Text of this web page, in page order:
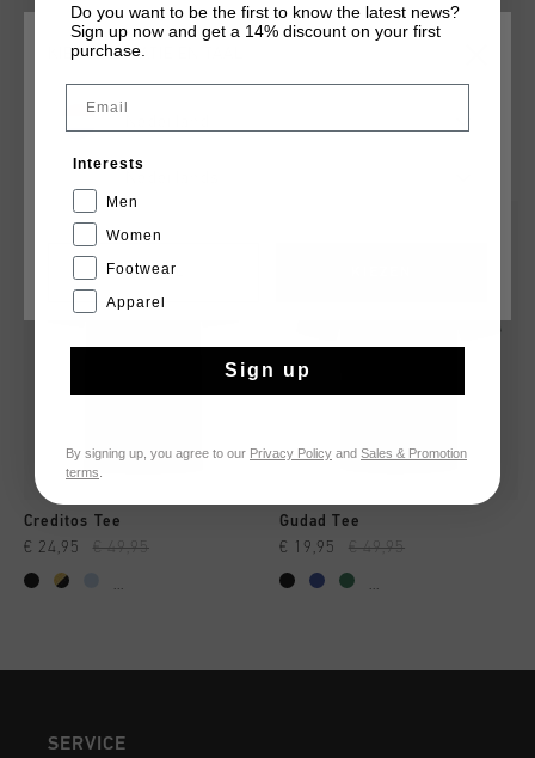
Creditos Tee
€ 24,95 € 49,95
...
Gudad Tee
€ 19,95 € 49,95
...
SERVICE
KIES JE LOCATIE EN TAAL
CANCEL
Do you want to be the first to know the latest news?
Sign up now and get a 14% discount on your first
purchase.
Email
Interests
Men
Women
Footwear
Apparel
Sign up
By signing up, you agree to our Privacy Policy and Sales & Promotion
terms